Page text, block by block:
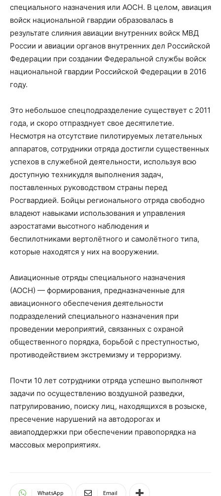
специального назначения или АОСН. В целом, авиация
войск национальной гвардии образовалась в
результате слияния авиации внутренних войск МВД
России и авиации органов внутренних дел Российской
Федерации при создании Федеральной службы войск
национальной гвардии Российской Федерации в 2016
году.
Это небольшое спецподразделение существует с 2011
года, и скоро отпразднует свое десятилетие.
Несмотря на отсутствие пилотируемых летательных
аппаратов, сотрудники отряда достигли существенных
успехов в служебной деятельности, используя всю
доступную техникудля выполнения задач,
поставленных руководством страны перед
Росгвардией. Бойцы регионального отряда свободно
владеют навыками использования и управления
аэростатами высотного наблюдения и
беспилотниками вертолётного и самолётного типа,
которые находятся у них на вооружении.
Авиационные отряды специального назначения
(АОСН) — формирования, предназначенные для
авиационного обеспечения деятельности
подразделений специального назначения при
проведении мероприятий, связанных с охраной
общественного порядка, борьбой с преступностью,
противодействием экстремизму и терроризму.
Почти 10 лет сотрудники отряда успешно выполняют
задачи по осуществлению воздушной разведки,
патрулированию, поиску лиц, находящихся в розыске,
пресечение нарушений на автодорогах и
авиаподдержки при обеспечении правопорядка на
массовых мероприятиях.
WhatsApp Email